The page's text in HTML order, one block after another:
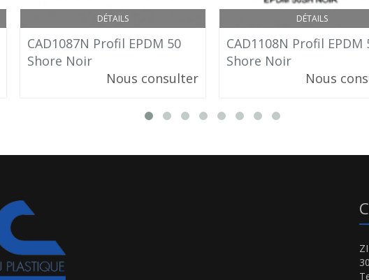
DÉTAILS
CAD1087N Profil EPDM 50
Shore Noir
Nous consulter
DÉTAILS
CAD1108N Profil EPDM
Shore Noir
Nous